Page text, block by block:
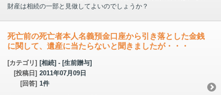
財産は相続の一部と見做してよいのでしょうか？
死亡前の死亡者本人名義預金口座から引き落とした金銭
に関して、遺産に当たらないと聞きましたが・・・
[カテゴリ] [相続] - [生前贈与]
[投稿日] 2011年07月09日
[回答] 1件